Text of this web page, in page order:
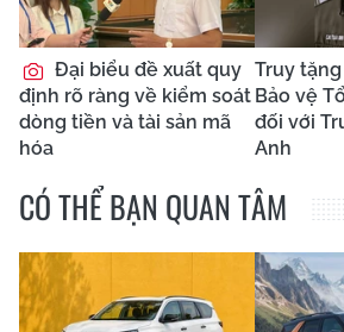
Đại biểu đề xuất quy
định rõ ràng về kiểm soát
dòng tiền và tài sản mã
hóa
Truy
Bảo vệ
đối với
Anh
CÓ THỂ BẠN QUAN TÂM